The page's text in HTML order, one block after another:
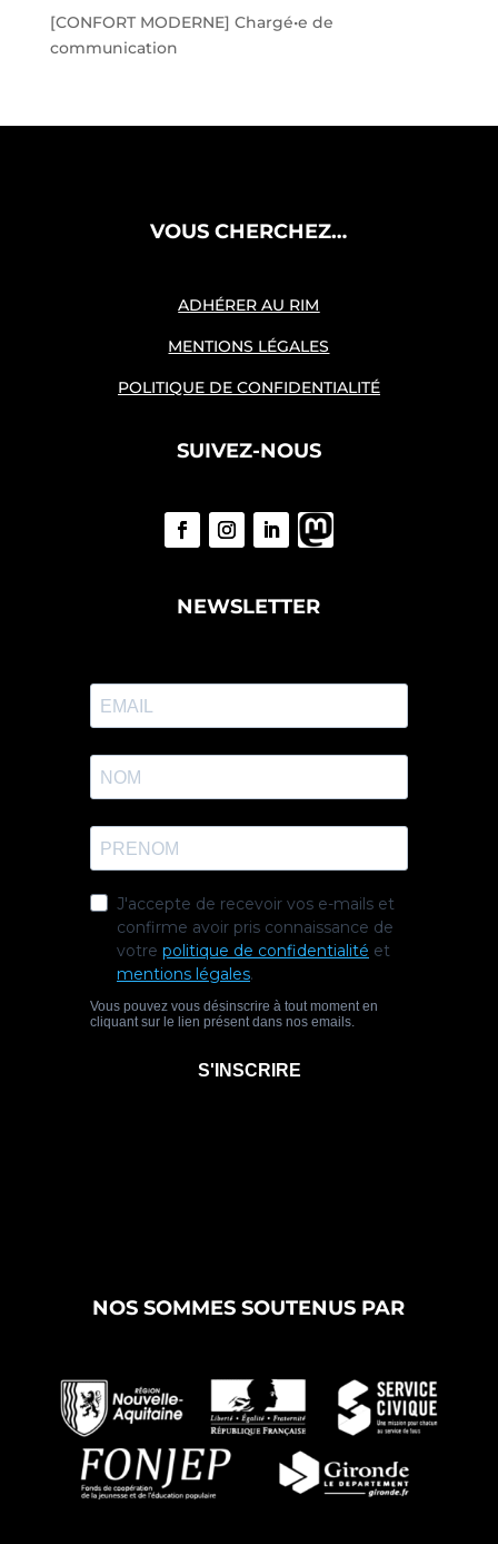
[CONFORT MODERNE] Chargé•e de
communication
VOUS CHERCHEZ…
ADHÉRER AU RIM
MENTIONS LÉGALES
POLITIQUE DE CONFIDENTIALITÉ
SUIVEZ-NOUS
NEWSLETTER
NOS SOMMES SOUTENUS PAR